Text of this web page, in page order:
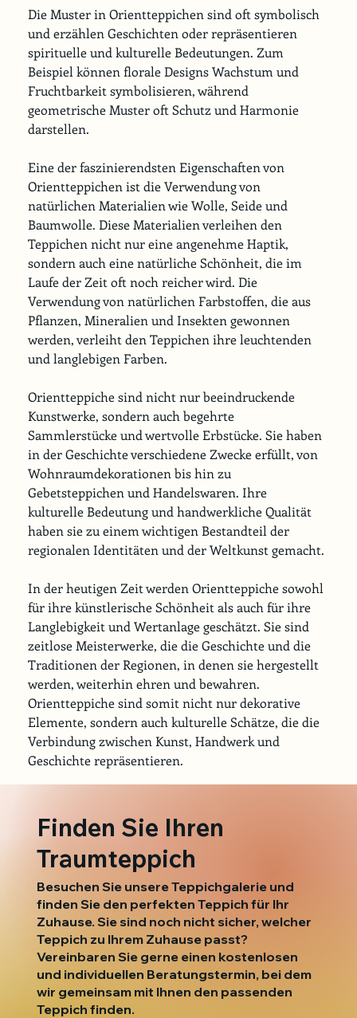
Die Muster in Orientteppichen sind oft symbolisch
und erzählen Geschichten oder repräsentieren
spirituelle und kulturelle Bedeutungen. Zum
Beispiel können florale Designs Wachstum und
Fruchtbarkeit symbolisieren, während
geometrische Muster oft Schutz und Harmonie
darstellen.
Eine der faszinierendsten Eigenschaften von
Orientteppichen ist die Verwendung von
natürlichen Materialien wie Wolle, Seide und
Baumwolle. Diese Materialien verleihen den
Teppichen nicht nur eine angenehme Haptik,
sondern auch eine natürliche Schönheit, die im
Laufe der Zeit oft noch reicher wird. Die
Verwendung von natürlichen Farbstoffen, die aus
Pflanzen, Mineralien und Insekten gewonnen
werden, verleiht den Teppichen ihre leuchtenden
und langlebigen Farben.
Orientteppiche sind nicht nur beeindruckende
Kunstwerke, sondern auch begehrte
Sammlerstücke und wertvolle Erbstücke. Sie haben
in der Geschichte verschiedene Zwecke erfüllt, von
Wohnraumdekorationen bis hin zu
Gebetsteppichen und Handelswaren. Ihre
kulturelle Bedeutung und handwerkliche Qualität
haben sie zu einem wichtigen Bestandteil der
regionalen Identitäten und der Weltkunst gemacht.
In der heutigen Zeit werden Orientteppiche sowohl
für ihre künstlerische Schönheit als auch für ihre
Langlebigkeit und Wertanlage geschätzt. Sie sind
zeitlose Meisterwerke, die die Geschichte und die
Traditionen der Regionen, in denen sie hergestellt
werden, weiterhin ehren und bewahren.
Orientteppiche sind somit nicht nur dekorative
Elemente, sondern auch kulturelle Schätze, die die
Verbindung zwischen Kunst, Handwerk und
Geschichte repräsentieren.
Finden Sie Ihren
Traumteppich
Besuchen Sie unsere Teppichgalerie und
finden Sie den perfekten Teppich für Ihr
Zuhause. Sie sind noch nicht sicher, welcher
Teppich zu Ihrem Zuhause passt?
Vereinbaren Sie gerne einen kostenlosen
und individuellen Beratungstermin, bei dem
wir gemeinsam mit Ihnen den passenden
Teppich finden.